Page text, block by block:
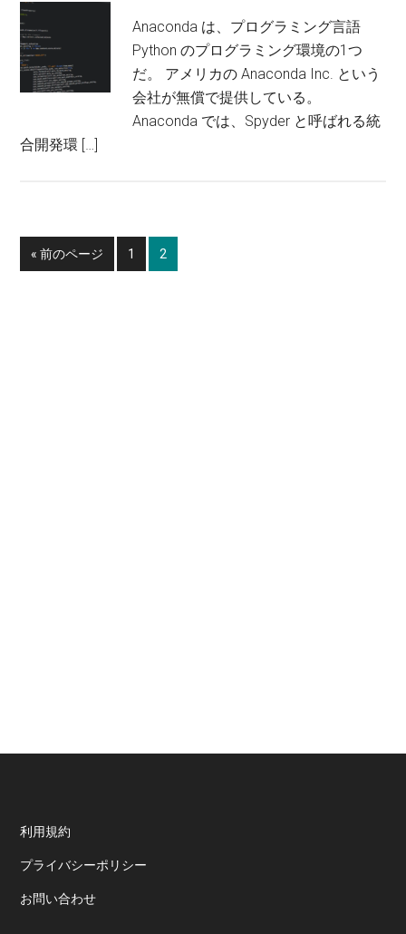
Anaconda は、プログラミング言語
Python のプログラミング環境の1つ
だ。 アメリカの Anaconda Inc. という
会社が無償で提供している。
Anaconda では、Spyder と呼ばれる統
合開発環 […]
«移
動
前のページ
ペ
ー
1
ペ
ー
2
Footer
利用規約
プライバシーポリシー
お問い合わせ